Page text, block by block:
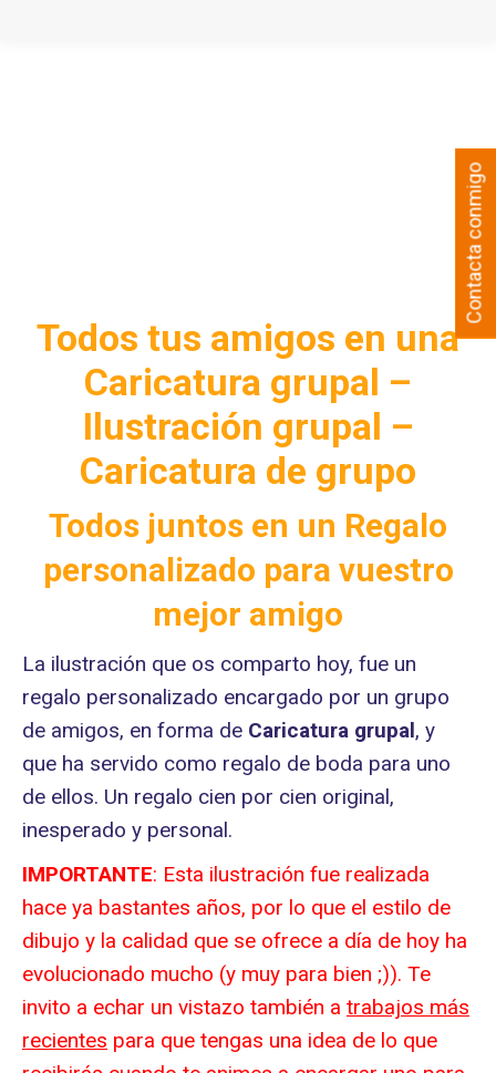
Todos tus amigos en una
Caricatura grupal –
Ilustración grupal –
Caricatura de grupo
Todos juntos en un Regalo
personalizado para vuestro
mejor amigo
La ilustración que os comparto hoy, fue un
regalo personalizado encargado por un grupo
de amigos, en forma de Caricatura grupal, y
que ha servido como regalo de boda para uno
de ellos. Un regalo cien por cien original,
inesperado y personal.
IMPORTANTE: Esta ilustración fue realizada
hace ya bastantes años, por lo que el estilo de
dibujo y la calidad que se ofrece a día de hoy ha
evolucionado mucho (y muy para bien ;)). Te
invito a echar un vistazo también a trabajos más
recientes para que tengas una idea de lo que
Contacta conmigo